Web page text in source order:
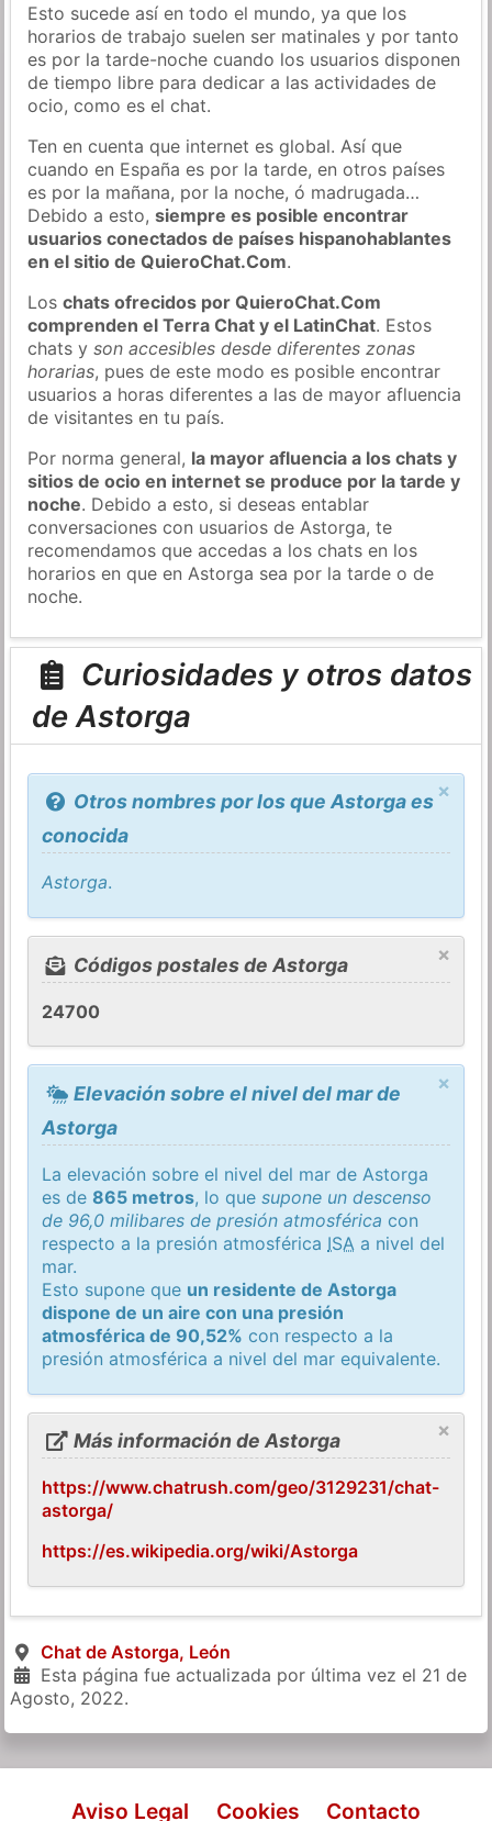
Esto sucede así en todo el mundo, ya que los
horarios de trabajo suelen ser matinales y por tanto
es por la tarde-noche cuando los usuarios disponen
de tiempo libre para dedicar a las actividades de
ocio, como es el chat.
Ten en cuenta que internet es global. Así que
cuando en España es por la tarde, en otros países
es por la mañana, por la noche, ó madrugada…
Debido a esto,siempre es posible encontrar
usuarios conectados de países hispanohablantes
en el sitio de QuieroChat.Com.
Loschats ofrecidos por QuieroChat.Com
comprenden el Terra Chat y el LatinChat. Estos
chats yson accesibles desde diferentes zonas
horarias, pues de este modo es posible encontrar
usuarios a horas diferentes a las de mayor afluencia
de visitantes en tu país.
Por norma general, la mayor afluencia a los chats y
sitios de ocio en internet se produce por la tarde y
noche. Debido a esto, si deseas entablar
conversaciones con usuarios de Astorga, te
recomendamos que accedas a los chats en los
horarios en que en Astorga sea por la tarde o de
noche.
Curiosidades y otros datos
de Astorga
×
Otros nombres por los que Astorga es
conocida
Astorga.
×
Códigos postales de Astorga
24700
×
Elevación sobre el nivel del mar de
Astorga
La elevación sobre el nivel del mar de Astorga
es de865 metros, lo quesupone un descenso
de 96,0 milibares de presión atmosférica con
respecto a la presión atmosférica ISA a nivel del
mar.
Esto supone que un residente de Astorga
dispone de un aire con una presión
atmosférica de 90,52% con respecto a la
presión atmosférica a nivel del mar equivalente.
×
Más información de Astorga
https://www.chatrush.com/geo/3129231/chat-
astorga/
https://es.wikipedia.org/wiki/Astorga
Chat de Astorga, León
Esta página fue actualizada por última vez el 21 de
Agosto, 2022.
Aviso Legal Cookies Contacto